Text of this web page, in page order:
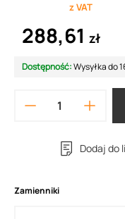
z VAT
288,61 zł
Dostępność:Wysyłka do
Dodaj do
Zamienniki